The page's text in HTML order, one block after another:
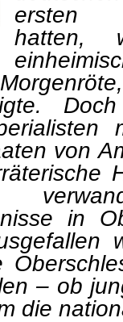
ersten
hatten,
von
in
– ob
die